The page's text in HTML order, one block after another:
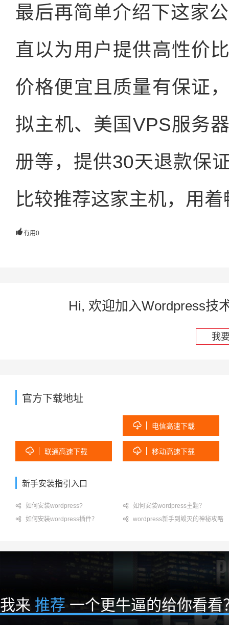
最后再简单介绍下这家
直以为用户提供高性价
价格便宜且质量有保证
拟主机、美国VPS服务
册等，提供30天退款保
比较推荐这家主机，用
有用0
Hi, 欢迎加入Wordpress技
我
官方下载地址
 电信高速下载
 联通高速下载  移动高速下载
新手安装指引入口
 如何安装wordpress?  如何安装wordpress主题？
 如何安装wordpress插件？  wordpress新手到毁灭的神秘攻略
我来 推荐 一个更牛逼的给你看看